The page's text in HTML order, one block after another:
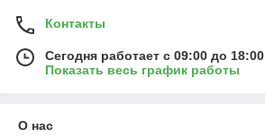
Контакты
Сегодня работает с 09:00 до 18:00
Показать весь график работы
О нас